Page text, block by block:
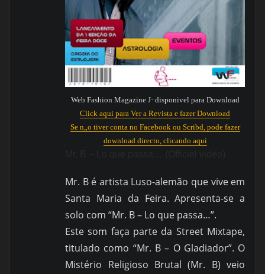
Web Fashion Magazine J· disponivel para Download
Click aqui para Ver a Revista e fazer Download
Se n„o tiver conta no Facebook ou Scribd, pode fazer
download directo, clicando aqui
Mr. B é artista Luso-alemão que vive em
Santa Maria da Feira. Apresenta-se a
solo com “Mr. B – Lo que passa…”.
Este som faça parte da Street Mixtape,
titulado como “Mr. B – O Gladiador”. O
Mistério Religioso Brutal (Mr. B) veio